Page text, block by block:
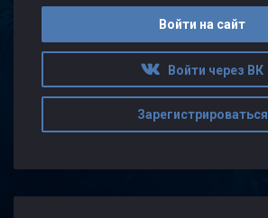
Войти на сайт
Войти через ВК
Зарегистрироваться